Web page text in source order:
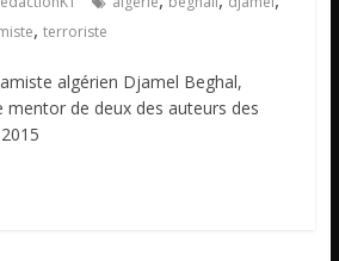
, terroriste
algérien Djamel Beghal,
de deux des auteurs des